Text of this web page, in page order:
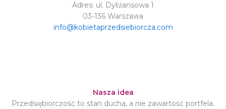
Adres: ul. Dyliżansowa 1
03-136 Warszawa
info@kobietaprzedsiebiorcza.com
Nasza idea
Przedsiębiorczość to stan ducha, a nie zawartość portfela.